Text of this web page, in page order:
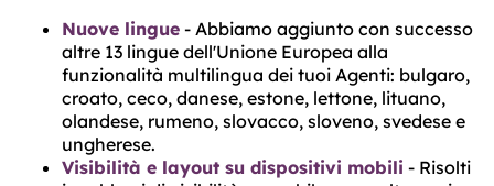
Nuove lingue - Abbiamo aggiunto con successo
altre 13 lingue dell'Unione Europea alla
funzionalità multilingua dei tuoi Agenti: bulgaro,
croato, ceco, danese, estone, lettone, lituano,
olandese, rumeno, slovacco, sloveno, svedese e
ungherese.
Visibilità e layout su dispositivi mobili - Risolti